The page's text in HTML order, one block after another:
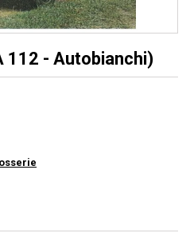
112 - Autobianchi)